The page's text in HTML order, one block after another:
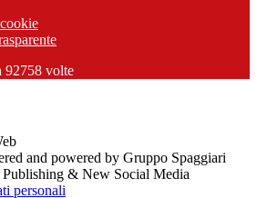
92758 volte
and powered by Gruppo Spaggiari
& New Social Media
personali